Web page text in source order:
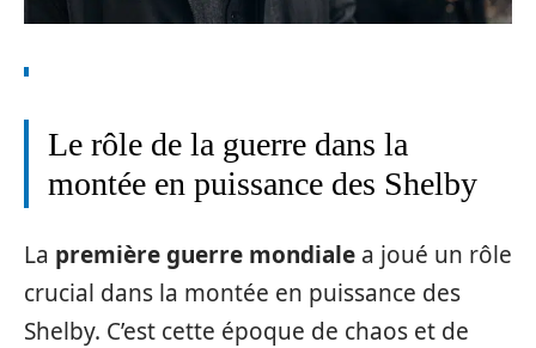
Le rôle de la guerre dans la
montée en puissance des Shelby
La première guerre mondiale a joué un rôle
crucial dans la montée en puissance des
Shelby. C’est cette époque de chaos et de